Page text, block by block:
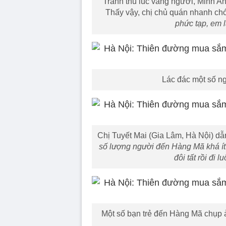
Thấy vậy, chị chủ quán nhanh
phức tạp, em
Lác đác một số
Chị Tuyết Mai (Gia Lâm, Hà Nội)
số lượng người đến Hàng Mã khá
đôi tất rồi đi
Một số bạn trẻ đến Hàng Mã